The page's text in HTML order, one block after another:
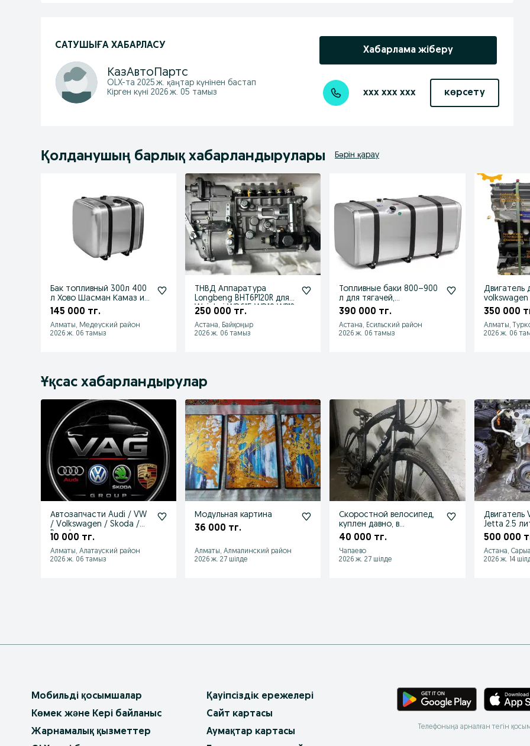
САТУШЫҒА ХАБАРЛАСУ
КазАвтоПартс
OLX-та 2025 ж. қаңтар күнінен бастап
Кірген күні 2026 ж. 05 тамыз
Хабарлама жіберу
xxx xxx xxx көрсету
Қолданушың барлық хабарландырулары Бәрін қарау
Бак топливный 300л 400
л Хово Шасман Камаз и
прочее
145 000 тг.
Алматы, Медеуский район
2026 ж. 06 тамыз
ТНВД Аппаратура
Longbeng BHT6P120R для
Weichai WD615 WD10 WP12
250 000 тг.
Астана, Байқоңыр
2026 ж. 06 тамыз
Топливные баки 800–900
л для тягачей,
спецтехники и
390 000 тг.
Астана, Есильский район
2026 ж. 06 тамыз
Двигатель
volkswagen
350 000
Алматы,
2026 ж. 06
Ұқсас хабарландырулар
Автозапчасти Audi / VW
/ Volkswagen / Skoda /
Porsche
10 000 тг.
Алматы, Алатауский район
2026 ж. 06 тамыз
Модульная картина
36 000 тг.
Алматы, Алмалинский район
2026 ж. 27 шілде
Скоростной велосипед,
куплен давно, в
неплохом состоянии
40 000 тг.
Чапаево
2026 ж. 27 шілде
Двигатель
Jetta 2.5
500 000
Астана,
2026 ж. 14
Мобильді қосымшалар
Көмек және Кері байланыс
Жарнамалық қызметтер
Қауіпсіздік ережелері
Сайт картасы
Аумақтар картасы
Телефоныңа арналған тегін